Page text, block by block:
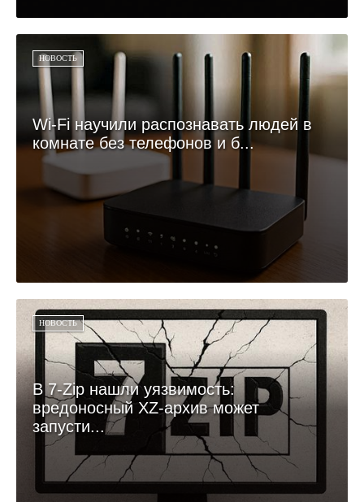
НОВОСТЬ
Wi-Fi научили распознавать людей в
комнате без телефонов и б...
НОВОСТЬ
В 7-Zip нашли уязвимость:
вредоносный XZ-архив может
запусти...